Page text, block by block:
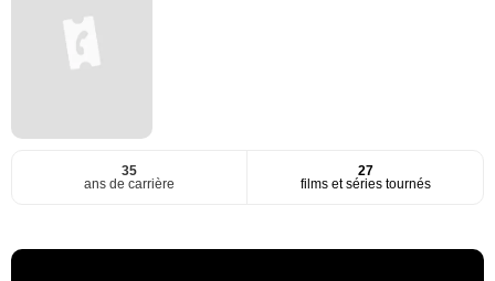
35
ans de carrière
27
films et séries tournés